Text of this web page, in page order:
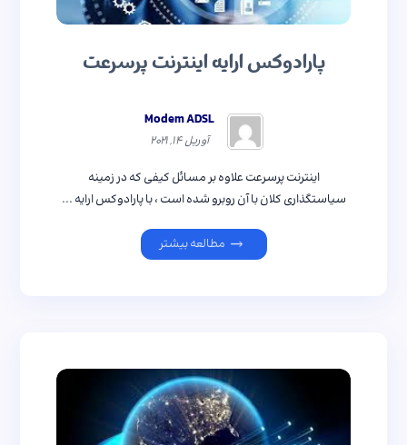
پارادوکس ارایه اینترنت پرسرعت
Modem ADSL
آوریل ۱۴, ۲۰۲۱
اینترنت پرسرعت علاوه بر مسائل کیفی که در زمینه
سیاستگذاری کلان با آن روبرو شده است ، با پارادوکس ارایه ...
مطالعه بیشتر